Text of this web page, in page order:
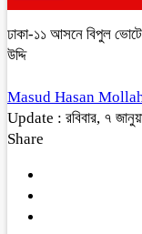
ঢাকা-১১ আসনে বিপুল ভোটে
উদ্দি
Masud Hasan
Update : রবিবার, ৭
Share